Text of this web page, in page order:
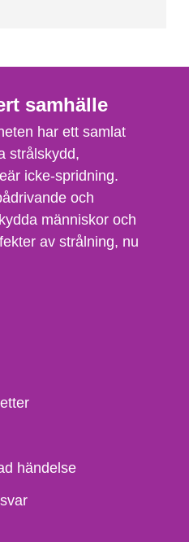
samhälle
har ett samlat
strålskydd,
icke-spridning.
och
människor och
av strålning, nu
händelse